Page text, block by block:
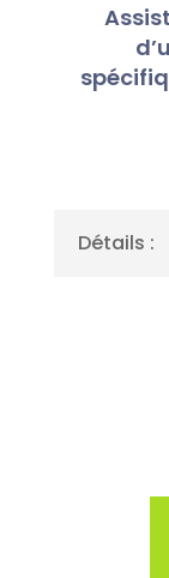
Détails :